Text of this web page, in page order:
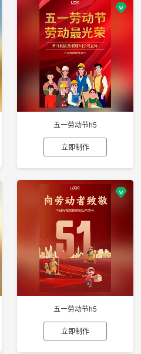
五一劳动节h5
立即制作
五一劳动节h5
立即制作